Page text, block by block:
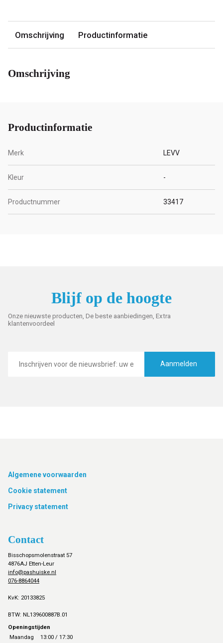
Omschrijving Productinformatie
Omschrijving
Productinformatie
Merk LEVV
Kleur -
Productnummer 33417
Blijf op de hoogte
Onze nieuwste producten, De beste aanbiedingen, Extra
klantenvoordeel
mailadres
Aanmelden
Footer
Algemene voorwaarden
Cookie statement
Privacy statement
Contact
Bisschopsmolenstraat 57
4876AJ Etten-Leur
info@pashuiske.nl
076-8864044
KvK: 20133825
BTW: NL139600887B.01
Openingstijden
Maandag
13:00 / 17:30